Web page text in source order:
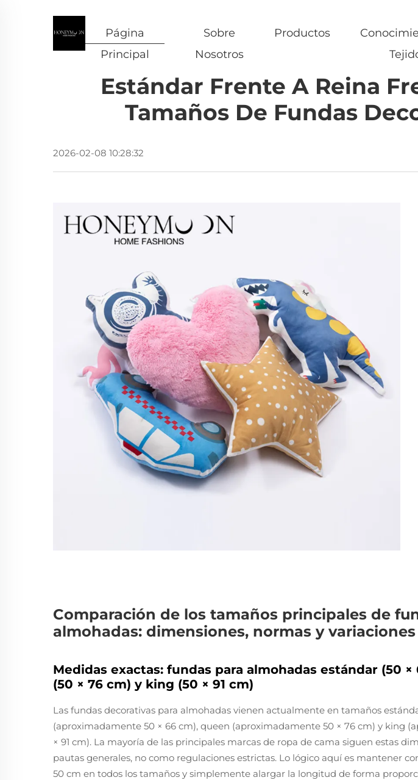
Página
Principal
Sobre
Nosotros
Productos
Estándar Frente A Reina
Tamaños De Fundas
2026-02-08 10:28:32
Comparación de los tamaños principales de
almohadas: dimensiones, normas y variaciones
Medidas exactas: fundas para almohadas estándar (50 ×
(50 × 76 cm) y king (50 × 91 cm)
Las fundas decorativas para almohadas vienen actualmente en tamaños
(aproximadamente 50 × 66 cm), queen (aproximadamente 50 × 76 cm) y king
× 91 cm). La mayoría de las principales marcas de ropa de cama siguen estas
pautas generales, no como regulaciones estrictas. Lo lógico aquí es mantener
50 cm en todos los tamaños y simplemente alargar la longitud de forma